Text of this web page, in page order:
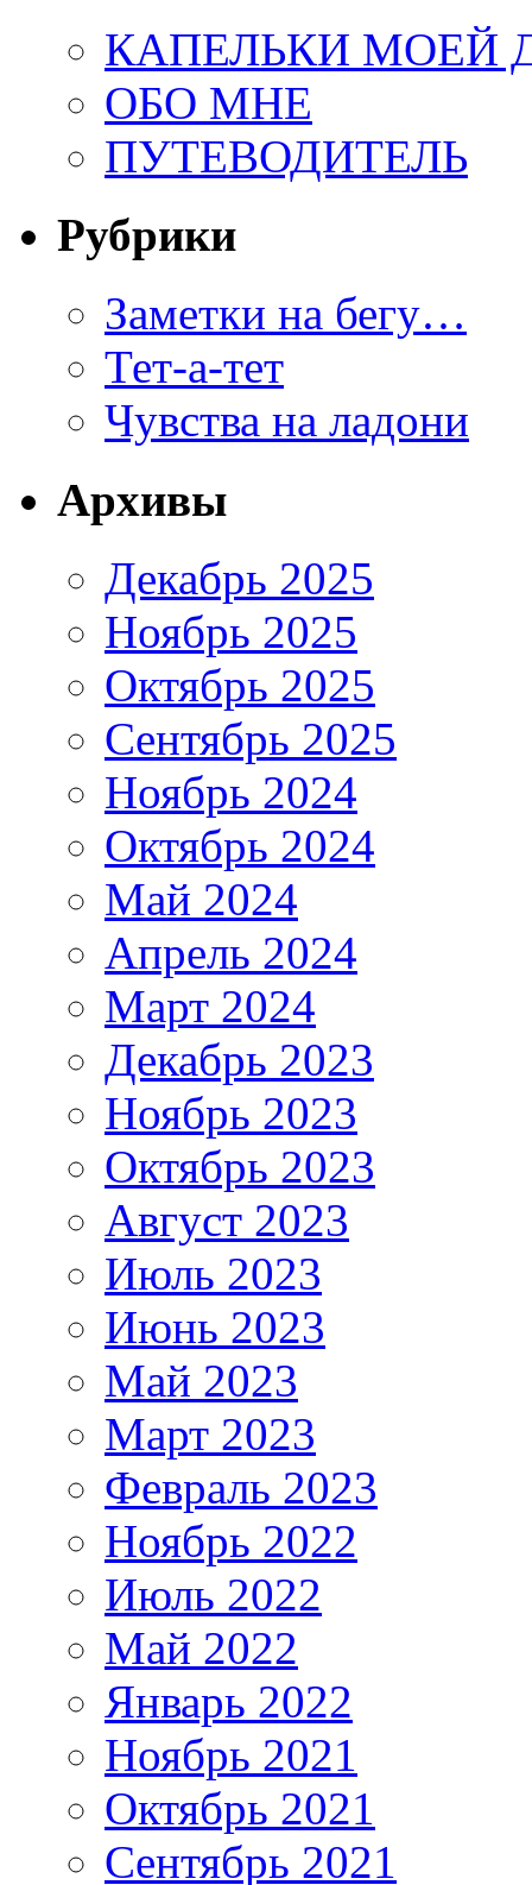
КАПЕЛЬКИ МОЕЙ
ОБО МНЕ
ПУТЕВОДИТЕЛЬ
Рубрики
Заметки на бегу…
Тет-а-тет
Чувства на ладони
Архивы
Декабрь 2025
Ноябрь 2025
Октябрь 2025
Сентябрь 2025
Ноябрь 2024
Октябрь 2024
Май 2024
Апрель 2024
Март 2024
Декабрь 2023
Ноябрь 2023
Октябрь 2023
Август 2023
Июль 2023
Июнь 2023
Май 2023
Март 2023
Февраль 2023
Ноябрь 2022
Июль 2022
Май 2022
Январь 2022
Ноябрь 2021
Октябрь 2021
Сентябрь 2021